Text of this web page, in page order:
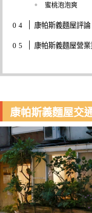
蜜桃泡泡爽
康帕斯義麵屋評論
康帕斯義麵屋營業
康帕斯義麵屋交